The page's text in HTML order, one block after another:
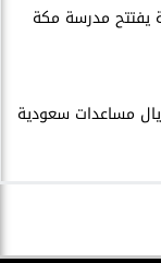
يفتتح مدرسة مكة
مساعدات سعودية